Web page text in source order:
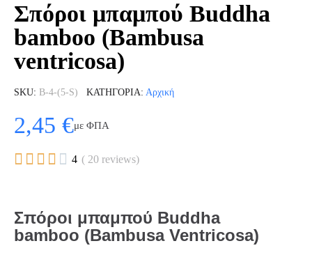
Σπόροι μπαμπού Buddha
bamboo (Bambusa
ventricosa)
SKU B-4-(5-S) ΚΑΤΗΓΟΡΊΑ Αρχική
2,45 €με ΦΠΑ
     4 ( 20 reviews)
Σπόροι μπαμπού Buddha
bamboo (Bambusa Ventricosa)